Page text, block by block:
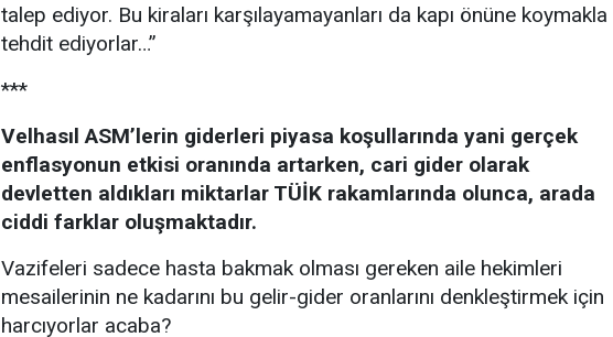
talep ediyor. Bu kiraları karşılayamayanları da kapı önüne koymakla
tehdit ediyorlar…”
***
Velhasıl ASM’lerin giderleri piyasa koşullarında yani gerçek
enflasyonun etkisi oranında artarken, cari gider olarak
devletten aldıkları miktarlar TÜİK rakamlarında olunca, arada
ciddi farklar oluşmaktadır.
Vazifeleri sadece hasta bakmak olması gereken aile hekimleri
mesailerinin ne kadarını bu gelir-gider oranlarını denkleştirmek için
harcıyorlar acaba?